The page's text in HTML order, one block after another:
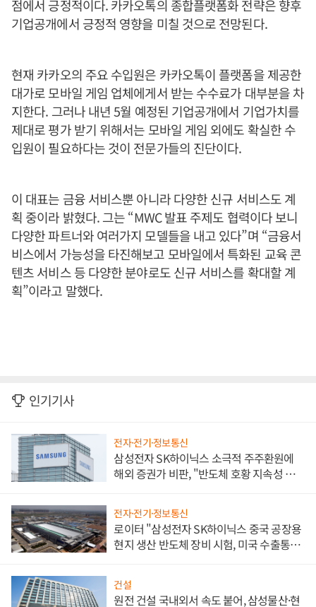
점에서 긍정적이다. 카카오톡의 종합플랫폼화 전략은 향후
기업공개에서 긍정적 영향을 미칠 것으로 전망된다.
현재 카카오의 주요 수입원은 카카오톡이 플랫폼을 제공한
대가로 모바일 게임 업체에게서 받는 수수료가 대부분을 차
지한다. 그러나 내년 5월 예정된 기업공개에서 기업가치를
제대로 평가 받기 위해서는 모바일 게임 외에도 확실한 수
입원이 필요하다는 것이 전문가들의 진단이다.
이 대표는 금융 서비스뿐 아니라 다양한 신규 서비스도 계
획 중이라 밝혔다. 그는 “MWC 발표 주제도 협력이다 보니
다양한 파트너와 여러가지 모델들을 내고 있다”며 “금융서
비스에서 가능성을 타진해보고 모바일에서 특화된 교육 콘
텐츠 서비스 등 다양한 분야로도 신규 서비스를 확대할 계
획”이라고 말했다.
인기기사
전자·전기·정보통신
삼성전자 SK하이닉스 소극적 주주환원에
해외 증권가 비판, "반도체 호황 지속성 의
전자·전기·정보통신
로이터 "삼성전자 SK하이닉스 중국 공장용
현지 생산 반도체 장비 시험, 미국 수출통제
건설
원전 건설 국내외서 속도 붙어, 삼성물산·현